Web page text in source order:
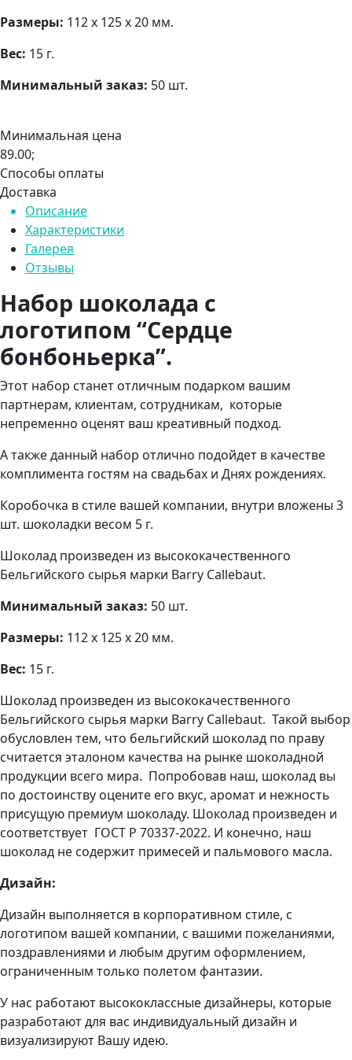
Размеры: 112 х 125 х 20 мм.
Вес: 15 г.
Минимальный заказ: 50 шт.
Минимальная цена
89.00;
Способы оплаты
Доставка
Описание
Характеристики
Галерея
Отзывы
Набор шоколада с
логотипом “Сердце
бонбоньерка”.
Этот набор станет отличным подарком вашим
партнерам, клиентам, сотрудникам, которые
непременно оценят ваш креативный подход.
А также данный набор отлично подойдет в качестве
комплимента гостям на свадьбах и Днях рождениях.
Коробочка в стиле вашей компании, внутри вложены 3
шт. шоколадки весом 5 г.
Шоколад произведен из высококачественного
Бельгийского сырья марки Barry Callebaut.
Минимальный заказ: 50 шт.
Размеры: 112 х 125 х 20 мм.
Вес: 15 г.
Шоколад произведен из высококачественного
Бельгийского сырья марки Barry Callebaut. Такой выбор
обусловлен тем, что бельгийский шоколад по праву
считается эталоном качества на рынке шоколадной
продукции всего мира. Попробовав наш, шоколад вы
по достоинству оцените его вкус, аромат и нежность
присущую премиум шоколаду. Шоколад произведен и
соответствует ГОСТ Р 70337-2022. И конечно, наш
шоколад не содержит примесей и пальмового масла.
Дизайн:
Дизайн выполняется в корпоративном стиле, с
логотипом вашей компании, с вашими пожеланиями,
поздравлениями и любым другим оформлением,
ограниченным только полетом фантазии.
У нас работают высококлассные дизайнеры, которые
разработают для вас индивидуальный дизайн и
визуализируют Вашу идею.